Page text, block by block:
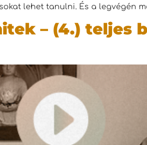
lehet tanulni. És a legvégén
– (4.) teljes